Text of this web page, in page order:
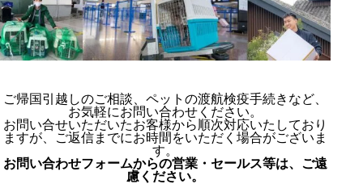
ご帰国引越しのご相談、ペットの渡航検疫手続きなど、
お気軽にお問い合わせください。
お問い合せいただいたお客様から順次対応いたしており
ますが、ご返信までにお時間をいただく場合がございま
す。
お問い合わせフォームからの営業・セールス等は、ご遠
慮ください。